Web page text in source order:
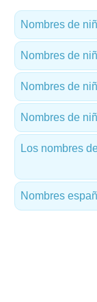
Nombres de
Nombres de
Nombres de
Nombres de
Los nombres
Nombres